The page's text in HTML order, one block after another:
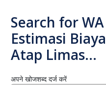
Search for
Estimasi
Atap Limas…
अपने खोजशब्द दर्ज करें